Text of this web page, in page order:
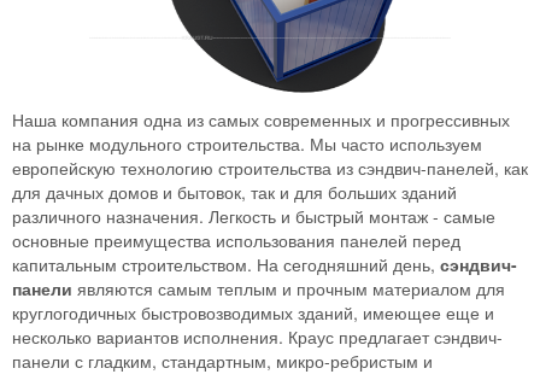
Наша компания одна из самых современных и прогрессивных
на рынке модульного строительства. Мы часто используем
европейскую технологию строительства из сэндвич-панелей, как
для дачных домов и бытовок, так и для больших зданий
различного назначения. Легкость и быстрый монтаж - самые
основные преимущества использования панелей перед
капитальным строительством. На сегодняшний день, сэндвич-
панели являются самым теплым и прочным материалом для
круглогодичных быстровозводимых зданий, имеющее еще и
несколько вариантов исполнения. Краус предлагает сэндвич-
панели с гладким, стандартным, микро-ребристым и